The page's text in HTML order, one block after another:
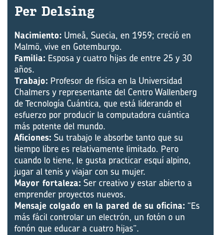
Per Del­sing
Nacimiento: Umeå, Suecia, en 1959; creció en
Malmö, vive en Gotemburgo.
Familia: Esposa y cuatro hijas de entre 25 y 30
años.
Trabajo: Profesor de física en la Universidad
Chalmers y representante del Centro Wallenberg
de Tecnología Cuántica, que está liderando el
esfuerzo por producir la computadora cuántica
más potente del mundo.
Aficiones: Su trabajo le absorbe tanto que su
tiempo libre es relativamente limitado. Pero
cuando lo tiene, le gusta practicar esquí alpino,
jugar al tenis y viajar con su mujer.
Mayor fortaleza: Ser creativo y estar abierto a
emprender proyectos nuevos.
Mensaje colgado en la pared de su oficina: “Es
más fácil controlar un electrón, un fotón o un
fonón que educar a cuatro hijas”.